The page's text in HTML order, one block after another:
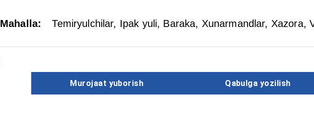
Mahalla: Temiryulchilar, Ipak yuli, Baraka, Xunarmandlar, Xazora,
Murojaat yuborish Qabulga yozilish